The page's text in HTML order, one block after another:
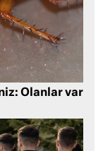
Olanlar var